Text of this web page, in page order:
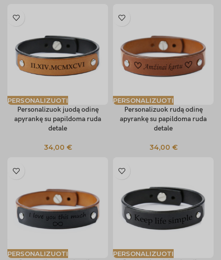
PERSONALIZUOTI
Personalizuok juodą odinę
apyrankę su papildoma ruda
detale
34,00 €
PERSONALIZUOTI
Personalizuok rudą odinę
apyrankę su papildoma ruda
detale
34,00 €
PERSONALIZUOTI PERSONALIZUOTI